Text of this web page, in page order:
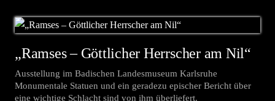
„Ramses – Göttlicher Herrscher am Nil“
Ausstellung im Badischen Landesmuseum Karlsruhe
Monumentale Statuen und ein geradezu epischer Bericht über
eine wichtige Schlacht sind von ihm überliefert.